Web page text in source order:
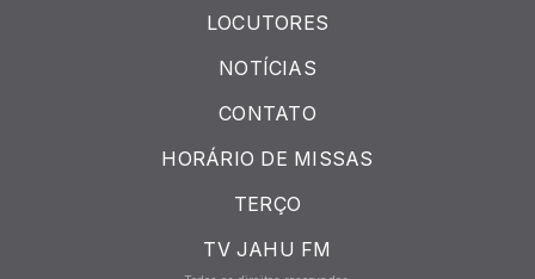
LOCUTORES
NOTÍCIAS
CONTATO
HORÁRIO DE MISSAS
TERÇO
TV JAHU FM